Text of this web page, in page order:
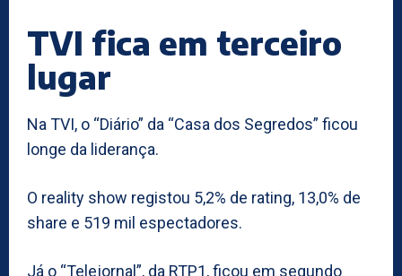
TVI fica em terceiro
lugar
Na TVI, o “Diário” da “Casa dos Segredos” ficou
longe da liderança.
O reality show registou 5,2% de rating, 13,0% de
share e 519 mil espectadores.
Já o “Telejornal”, da RTP1, ficou em segundo